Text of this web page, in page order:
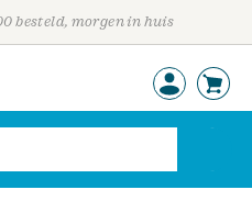
besteld, morgen in huis